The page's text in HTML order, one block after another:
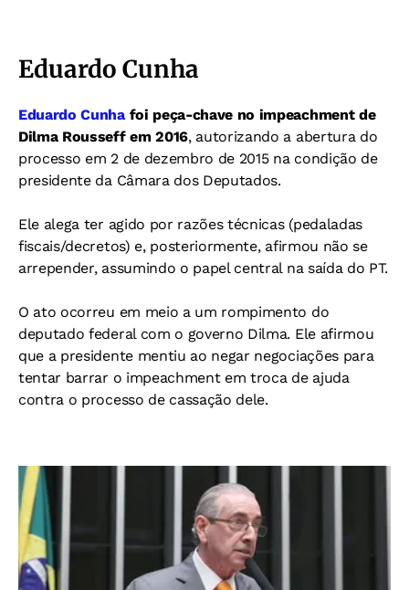
Eduardo Cunha
Eduardo Cunhafoi peça-chave no impeachment de
Dilma Rousseff em 2016, autorizando a abertura do
processo em 2 de dezembro de 2015 na condição de
presidente da Câmara dos Deputados.
Ele alega ter agido por razões técnicas (pedaladas
fiscais/decretos) e, posteriormente, afirmou não se
arrepender, assumindo o papel central na saída do PT.
O ato ocorreu em meio a um rompimento do
deputado federal com o governo Dilma. Ele afirmou
que a presidente mentiu ao negar negociações para
tentar barrar o impeachment em troca de ajuda
contra o processo de cassação dele.